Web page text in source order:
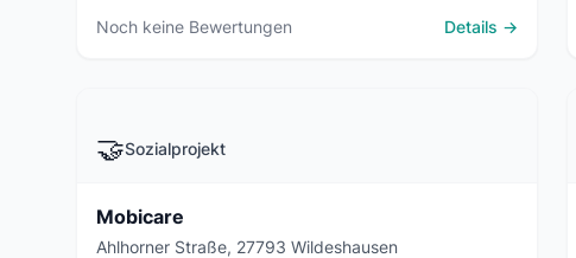
Noch keine Bewertungen Details →
🤝Sozialprojekt
Mobicare
Ahlhorner Straße, 27793 Wildeshausen